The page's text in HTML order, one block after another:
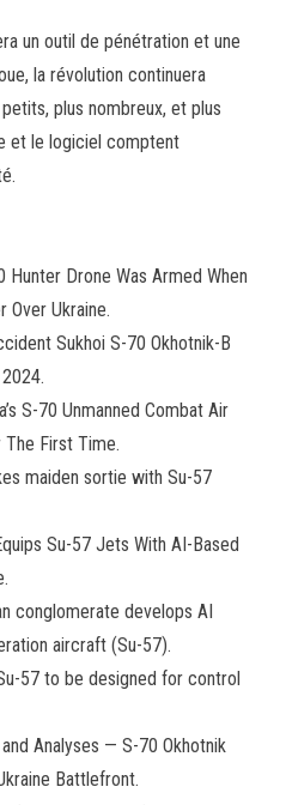
un outil de pénétration et une
la révolution continuera
plus nombreux, et plus
et le logiciel comptent
Hunter Drone Was Armed When
Over Ukraine.
Sukhoi S-70 Okhotnik-B
S-70 Unmanned Combat Air
The First Time.
maiden sortie with Su-57
Su-57 Jets With AI-Based
conglomerate develops AI
aircraft (Su-57).
57 to be designed for control
Analyses — S-70 Okhotnik
Battlefront.